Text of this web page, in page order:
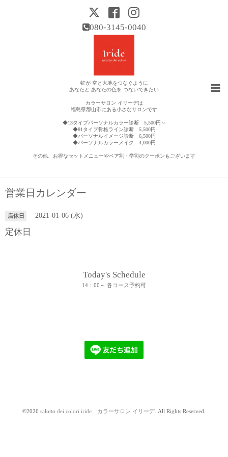
080-3145-0040
虹が 空と大地をつなぐように
あなたと あなたの色を つないできたい
カラーサロン イリーデは
福島県郡山市にある小さなサロンです
◆13タイプパーソナルカラー診断 5,500円～
◆81タイプ骨格ライン診断 5,500円
◆パーソナルイメージ診断 6,500円
◆パーソナルカラーメイク 4,000円
その他、お得なセットメニューやペア割・学割のクーポンもございます
営業日カレンダー
店休日 2021-01-06 (水)
定休日
Today's Schedule
14：00～ 各コース予約可
©2026 salotto dei colori iride カラーサロン イリーデ. All Rights Reserved.